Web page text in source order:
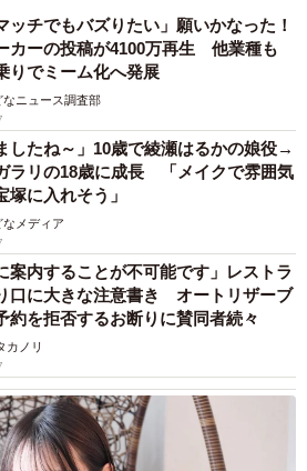
ツは1966年、岡山県倉敷市で創部
ー部。ゆかりの地での“川鉄ダービ
は互いに高め合う良きライバルであ
から明るく健全なダービー文化が
したい。
ッチでもバズりたい」願いかなった！
カーの投稿が4100万再生 他業種も
りでミーム化へ発展
なニュース調査部
したね～」10歳で綾瀬はるかの娘役→
ラリの18歳に成長 「メイクで雰囲気
塚に入れそう」
なメディア
案内することが不可能です」レストラ
口に大きな注意書き オートリザーブ
約を拒否するお断りに賛同者続々
カノリ